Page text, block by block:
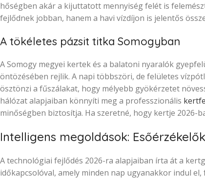
hőségben akár a kijuttatott mennyiség felét is
fejlődnek jobban, hanem a havi vízdíjon is jelentős
A tökéletes pázsit titka Somogyban
A Somogy megyei kertek és a balatoni nyaralók
öntözésében rejlik. A napi többszöri, de felületes
ösztönzi a fűszálakat, hogy mélyebb gyökérzetet
hálózat alapjaiban könnyíti meg a professzionális
minőségben biztosítja. Ha szeretné, hogy kertje 2026-
Intelligens megoldások:
A technológiai fejlődés 2026-ra alapjaiban írta át a
időkapcsolóval, amely minden nap ugyanakkor indul